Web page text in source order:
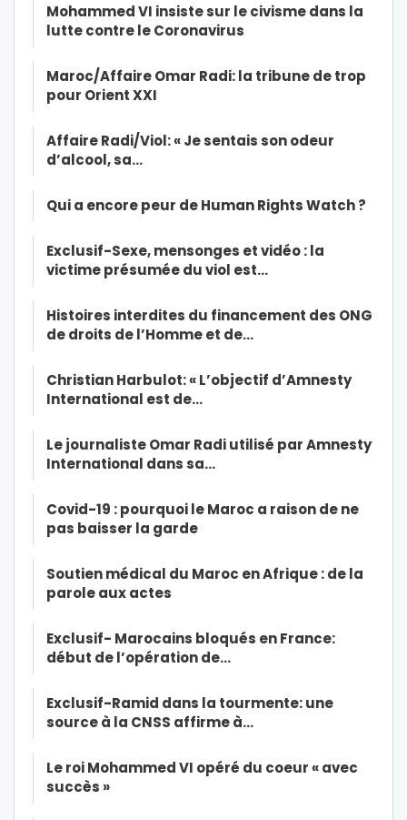
Mohammed VI insiste sur le civisme dans la
lutte contre le Coronavirus
Maroc/Affaire Omar Radi: la tribune de trop
pour Orient XXI
Affaire Radi/Viol: « Je sentais son odeur
d’alcool, sa…
Qui a encore peur de Human Rights Watch ?
Exclusif-Sexe, mensonges et vidéo : la
victime présumée du viol est…
Histoires interdites du financement des ONG
de droits de l’Homme et de…
Christian Harbulot: « L’objectif d’Amnesty
International est de…
Le journaliste Omar Radi utilisé par Amnesty
International dans sa…
Covid-19 : pourquoi le Maroc a raison de ne
pas baisser la garde
Soutien médical du Maroc en Afrique : de la
parole aux actes
Exclusif- Marocains bloqués en France:
début de l’opération de…
Exclusif-Ramid dans la tourmente: une
source à la CNSS affirme à…
Le roi Mohammed VI opéré du coeur « avec
succès »